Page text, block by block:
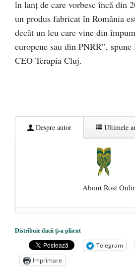
în lanț de care vorbesc încă din
un produs fabricat în România
decât un leu care vine din
europene sau din PNRR”,
CEO Terapia Cluj.
Despre autor Ultimele
About Rost
Dezvăluiri cutremurătoare
președintele Ucrainei,
Zelensky
- 13 mai 2026
Statul care servește
Distribuie dacă ți-a plăcut
Telegram
Imprimare